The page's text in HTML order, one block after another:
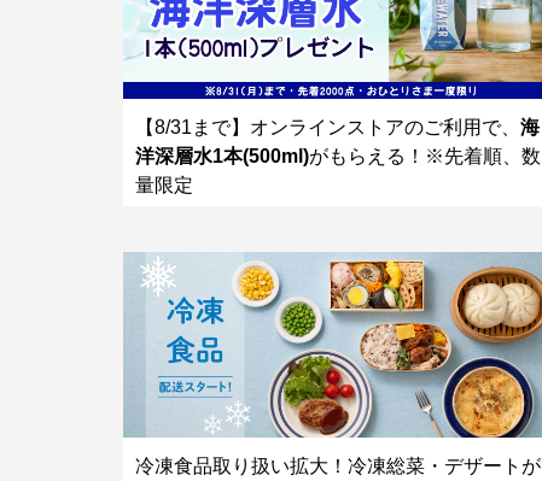
【8/31まで】オンラインストアのご利用で、 海
洋深層水1本(500ml)がもらえる！※先着順、数
量限定
冷凍食品取り扱い拡大！冷凍総菜・デザートが